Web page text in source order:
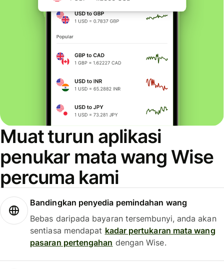
Muat turun aplikasi
penukar mata wang Wise
percuma kami
Bandingkan penyedia pemindahan wang
Bebas daripada bayaran tersembunyi, anda akan
sentiasa mendapat kadar pertukaran mata wang
pasaran pertengahan dengan Wise.